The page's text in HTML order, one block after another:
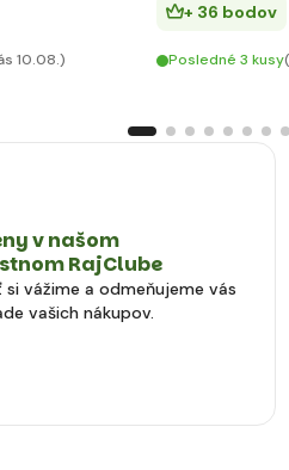
10.08.)
+ 36 bodov
Posledné 3 kusy
v našom
RajClube
si vážime a odmeňujeme vás
vašich nákupov.